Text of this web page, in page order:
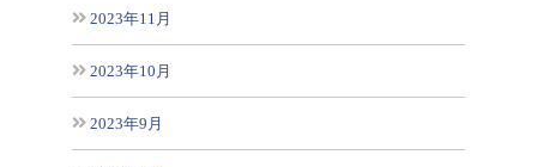
2023年11月
2023年10月
2023年9月